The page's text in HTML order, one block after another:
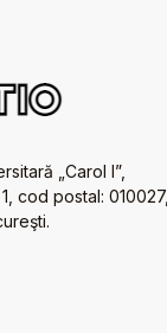
„Carol I”,
cod postal: 010027,